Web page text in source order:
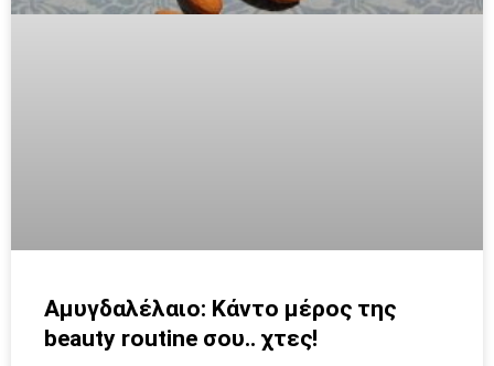
Αμυγδαλέλαιο: Κάντο μέρος της
beauty routine σου.. χτες!